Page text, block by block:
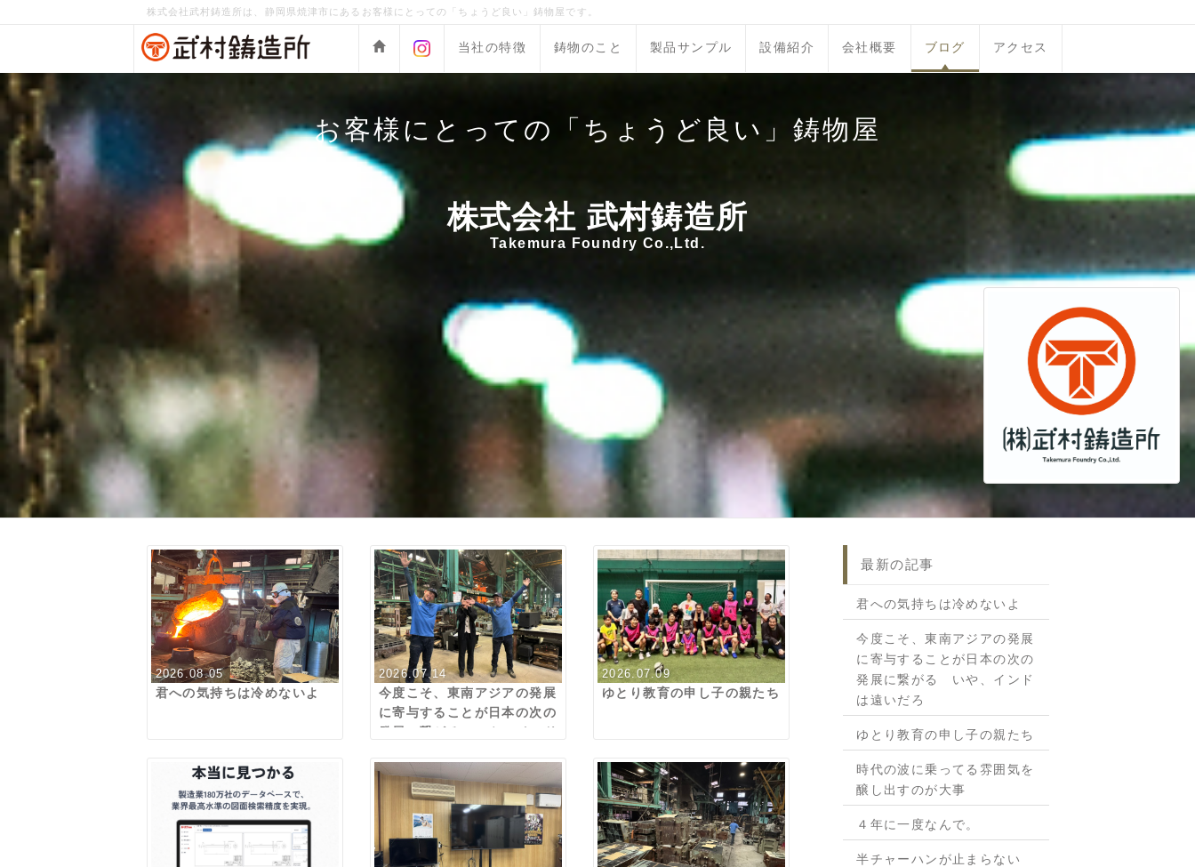
株式会社武村鋳造所は、静岡県焼津市にあるお客様にとっての「ちょうど良い」鋳物屋です。
当社の特徴 鋳物のこと 製品サンプル 設備紹介 会社概要 ブログ アクセス
お客様にとっての「ちょうど良い」鋳物屋
株式会社 武村鋳造所
Takemura Foundry Co.,Ltd.
2026.08.05
君への気持ちは冷めないよ
2026.07.14
今度こそ、東南アジアの発展
に寄与することが日本の次の
発展に繋がる いや、インド
2026.07.09
ゆとり教育の申し子の親たち
最新の記事
君への気持ちは冷めないよ
今度こそ、東南アジアの発展
に寄与することが日本の次の
発展に繋がる いや、インド
は遠いだろ
ゆとり教育の申し子の親たち
時代の波に乗ってる雰囲気を
醸し出すのが大事
４年に一度なんで。
半チャーハンが止まらない